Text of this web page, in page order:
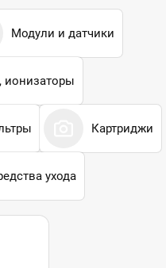
Модули и датчики
ионизаторы
Картриджи
ухода